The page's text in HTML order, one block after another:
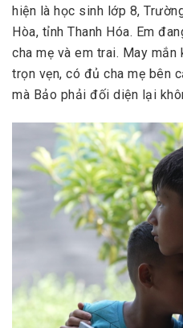
hiện là học sinh lớp 8,
Hòa, tỉnh Thanh Hóa. Em
cha mẹ và em trai. May
trọn vẹn, có đủ cha mẹ bên
mà Bảo phải đối diện lại